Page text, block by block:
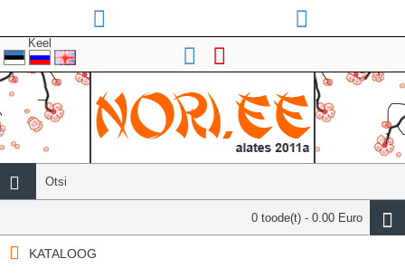
Keel
0 toode(t) - 0.00 Euro
KATALOOG